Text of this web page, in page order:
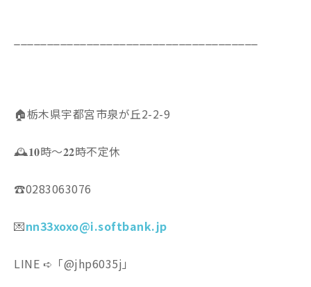
🏠栃木県宇都宮市泉が丘2-2-9
🕰𝟏𝟎時〜𝟐𝟐時不定休
☎️0283063076
💌nn33xoxo@i.softbank.jp
LINE ➪「@jhp6035j」